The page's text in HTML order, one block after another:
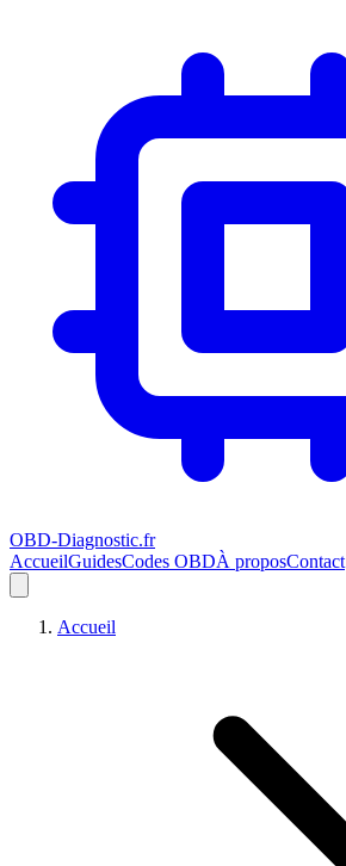
OBD-Diagnostic.fr
AccueilGuidesCodes OBDÀ proposContact
Accueil